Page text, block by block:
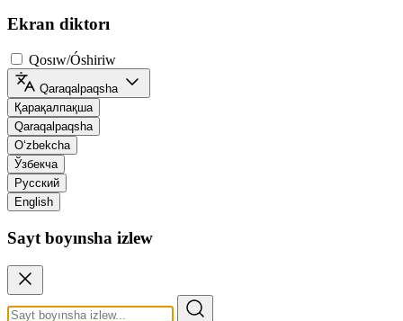
Ekran diktorı
Qosıw/Óshiriw
Qaraqalpaqsha
Қарақалпақша
Qaraqalpaqsha
O‘zbekcha
Ўзбекча
Русский
English
Sayt boyınsha izlew